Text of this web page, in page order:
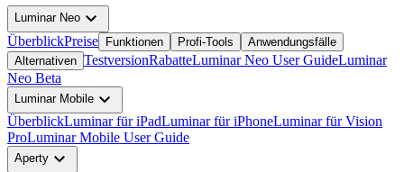
Luminar Neo expand_more
ÜberblickPreise Funktionen Profi-Tools
Anwendungsfälle
Alternativen TestversionRabatteLuminar Neo User GuideLuminar
Neo Beta
Luminar Mobile expand_more
ÜberblickLuminar für iPadLuminar für iPhoneLuminar für Vision
ProLuminar Mobile User Guide
Aperty expand_more